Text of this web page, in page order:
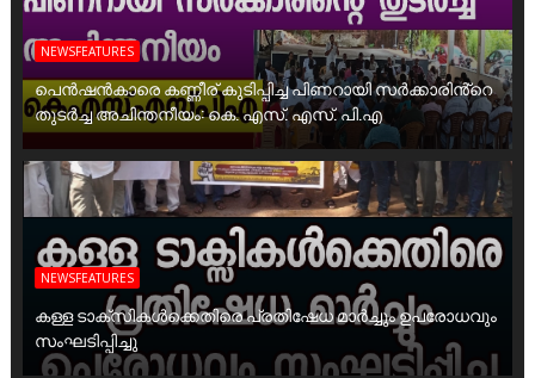
NEWSFEATURES
പെൻഷൻകാരെ കണ്ണീര് കുടിപ്പിച്ച പിണറായി സർക്കാരിൻ്റെ
തുടർച്ച അചിന്തനീയം: കെ. എസ്. എസ്. പി.എ
NEWSFEATURES
കള്ള ടാക്സികൾക്കെതിരെ പ്രതിഷേധ മാർച്ചും ഉപരോധവും
സംഘടിപ്പിച്ചു